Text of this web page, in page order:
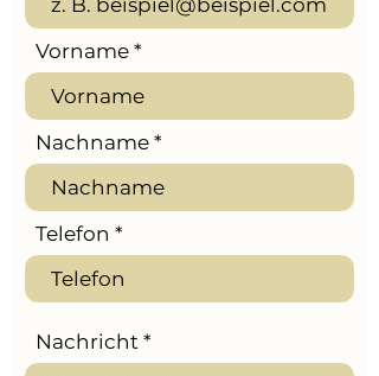
Vorname
Nachname
Telefon
Nachricht